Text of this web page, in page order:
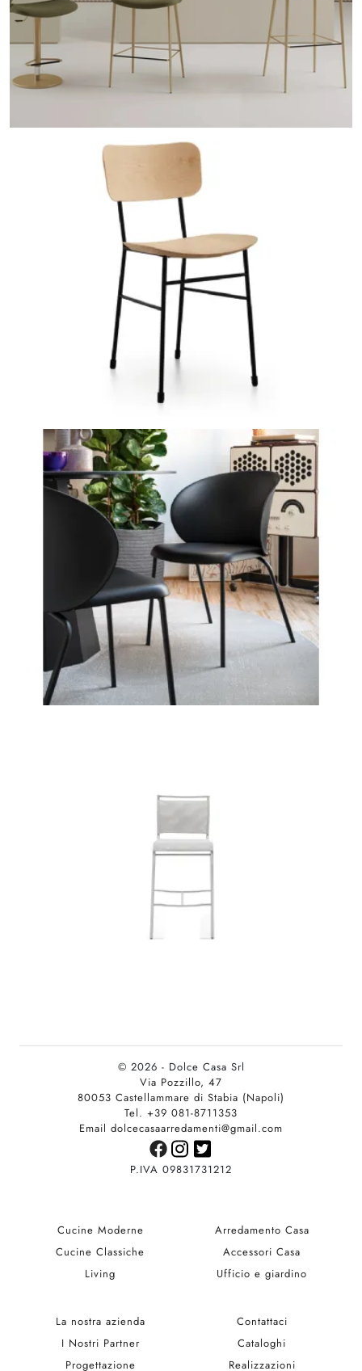
© 2026 - Dolce Casa Srl
Via Pozzillo, 47
80053 Castellammare di Stabia (Napoli)
Tel. +39 081-8711353
Email dolcecasaarredamenti@gmail.com
P.IVA 09831731212
Cucine Moderne
Cucine Classiche
Living
Arredamento Casa
Accessori Casa
Ufficio e giardino
La nostra azienda
I Nostri Partner
Progettazione
Contattaci
Cataloghi
Realizzazioni